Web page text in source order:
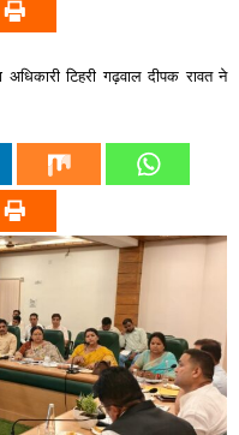
टिहरी गढ़वाल दीपक रावत ने